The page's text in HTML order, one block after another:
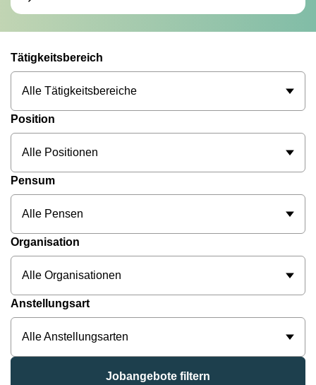
Tätigkeitsbereich
Alle Tätigkeitsbereiche
Position
Alle Positionen
Pensum
Alle Pensen
Organisation
Alle Organisationen
Anstellungsart
Alle Anstellungsarten
Jobangebote filtern